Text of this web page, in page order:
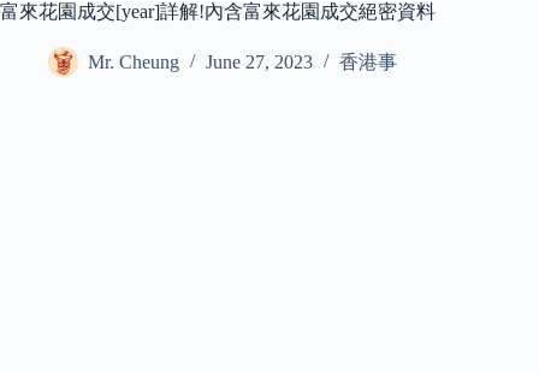
富來花園成交[year]詳解!內含富來花園成交絕密資料
Mr. Cheung June 27, 2023 香港事